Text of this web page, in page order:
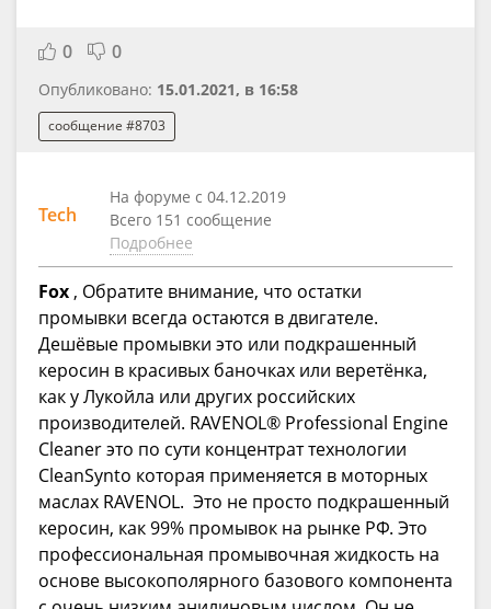
0 0
Опубликовано: 15.01.2021, в 16:58
сообщение #8703
Tech
На форуме с 04.12.2019
Всего 151 сообщение
Подробнее
Fox , Обратите внимание, что остатки
промывки всегда остаются в двигателе.
Дешёвые промывки это или подкрашенный
керосин в красивых баночках или веретёнка,
как у Лукойла или других российских
производителей. RAVENOL® Professional Engine
Cleaner это по сути концентрат технологии
CleanSynto которая применяется в моторных
маслах RAVENOL. Это не просто подкрашенный
керосин, как 99% промывок на рынке РФ. Это
профессиональная промывочная жидкость на
основе высокополярного базового компонента